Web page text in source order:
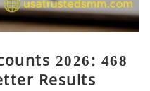
2026: 468
Results